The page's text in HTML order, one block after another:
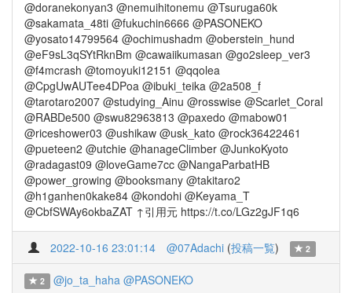
@doranekonyan3 @nemuihitonemu @Tsuruga60k
@sakamata_48ti @fukuchin6666 @PASONEKO
@yosato14799564 @ochimushadm @oberstein_hund
@eF9sL3qSYtRknBm @cawaiikumasan @go2sleep_ver3
@f4mcrash @tomoyuki12151 @qqolea
@CpgUwAUTee4DPoa @ibuki_teika @2a508_f
@tarotaro2007 @studying_Ainu @rosswise @Scarlet_Coral
@RABDe500 @swu82963813 @paxedo @mabow01
@riceshower03 @ushikaw @usk_kato @rock36422461
@pueteen2 @utchie @hanageClimber @JunkoKyoto
@radagast09 @loveGame7cc @NangaParbatHB
@power_growing @booksmany @takitaro2
@h1ganhen0kake84 @kondohi @Keyama_T
@CbfSWAy6okbaZAT ↑引用元 https://t.co/LGz2gJF1q6
2022-10-16 23:01:14 @07Adachi (投稿一覧) 2
2 @jo_ta_haha @PASONEKO